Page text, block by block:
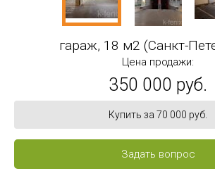
гараж, 18 м2 (Санкт-
Цена продажи:
350 000 руб.
Купить за 70 000 руб.
Задать вопрос